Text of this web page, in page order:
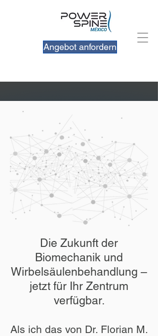
Angebot anfordern
Die Zukunft der
Biomechanik und
Wirbelsäulenbehandlung –
jetzt für Ihr Zentrum
verfügbar.
Als ich das von Dr. Florian M.